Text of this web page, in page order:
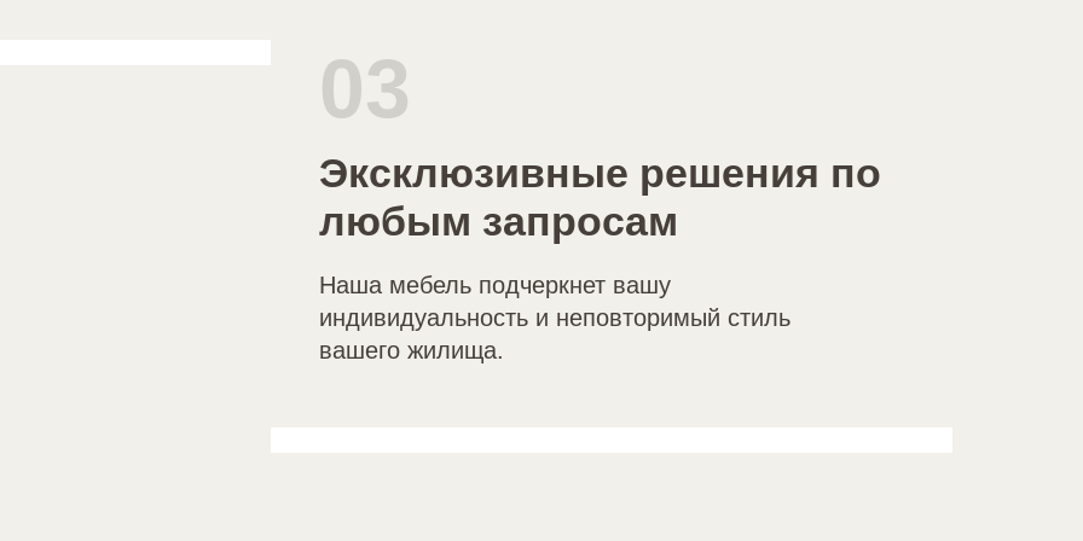
03
Эксклюзивные решения по
любым запросам
Наша мебель подчеркнет вашу
индивидуальность и неповторимый стиль
вашего жилища.